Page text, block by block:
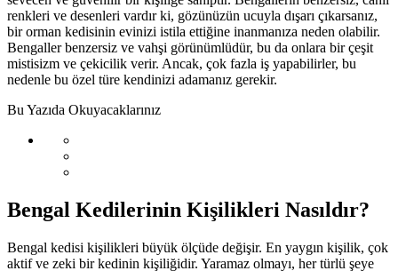
renkleri ve desenleri vardır ki, gözünüzün ucuyla dışarı çıkarsanız,
bir orman kedisinin evinizi istila ettiğine inanmanıza neden olabilir.
Bengaller benzersiz ve vahşi görünümlüdür, bu da onlara bir çeşit
mistisizm ve çekicilik verir. Ancak, çok fazla iş yapabilirler, bu
nedenle bu özel türe kendinizi adamanız gerekir.
Bu Yazıda Okuyacaklarınız
Bengal Kedilerinin Kişilikleri Nasıldır?
Bengal kedisi kişilikleri büyük ölçüde değişir. En yaygın kişilik, çok
aktif ve zeki bir kedinin kişiliğidir. Yaramaz olmayı, her türlü şeye